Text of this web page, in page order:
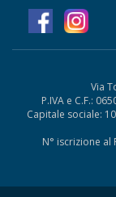
Via
P.IVA e C.F.:
Capitale sociale:
N° iscrizione al